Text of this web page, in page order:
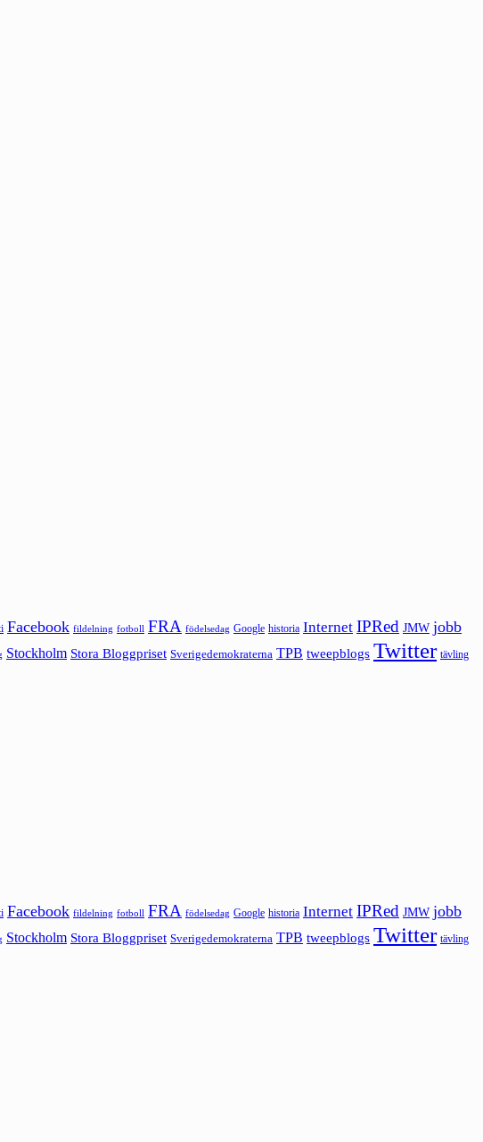
Facebook fildelning fotboll FRA födelsedag Google historia Internet IPRed JMW jobb
Stockholm Stora Bloggpriset Sverigedemokraterna TPB tweepblogs Twitter tävling
Facebook fildelning fotboll FRA födelsedag Google historia Internet IPRed JMW jobb
Stockholm Stora Bloggpriset Sverigedemokraterna TPB tweepblogs Twitter tävling